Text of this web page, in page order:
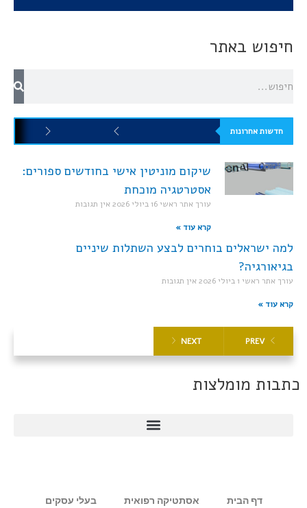
חיפוש באתר
חדשות אחרונות
שיקום מוניטין אישי בחודשים ספורים:
אסטרטגיה מוכחת
עורך אתר ראשי16 ביולי 2026 אין תגובות
קרא עוד »
למה ישראלים בוחרים לבצע השתלות שיניים
בגיאורגיה?
עורך אתר ראשי 1 ביולי 2026 אין תגובות
קרא עוד »
PREV
NEXT
כתבות מומלצות
דף הבית אסתטיקה רפואית בעלי עסקים